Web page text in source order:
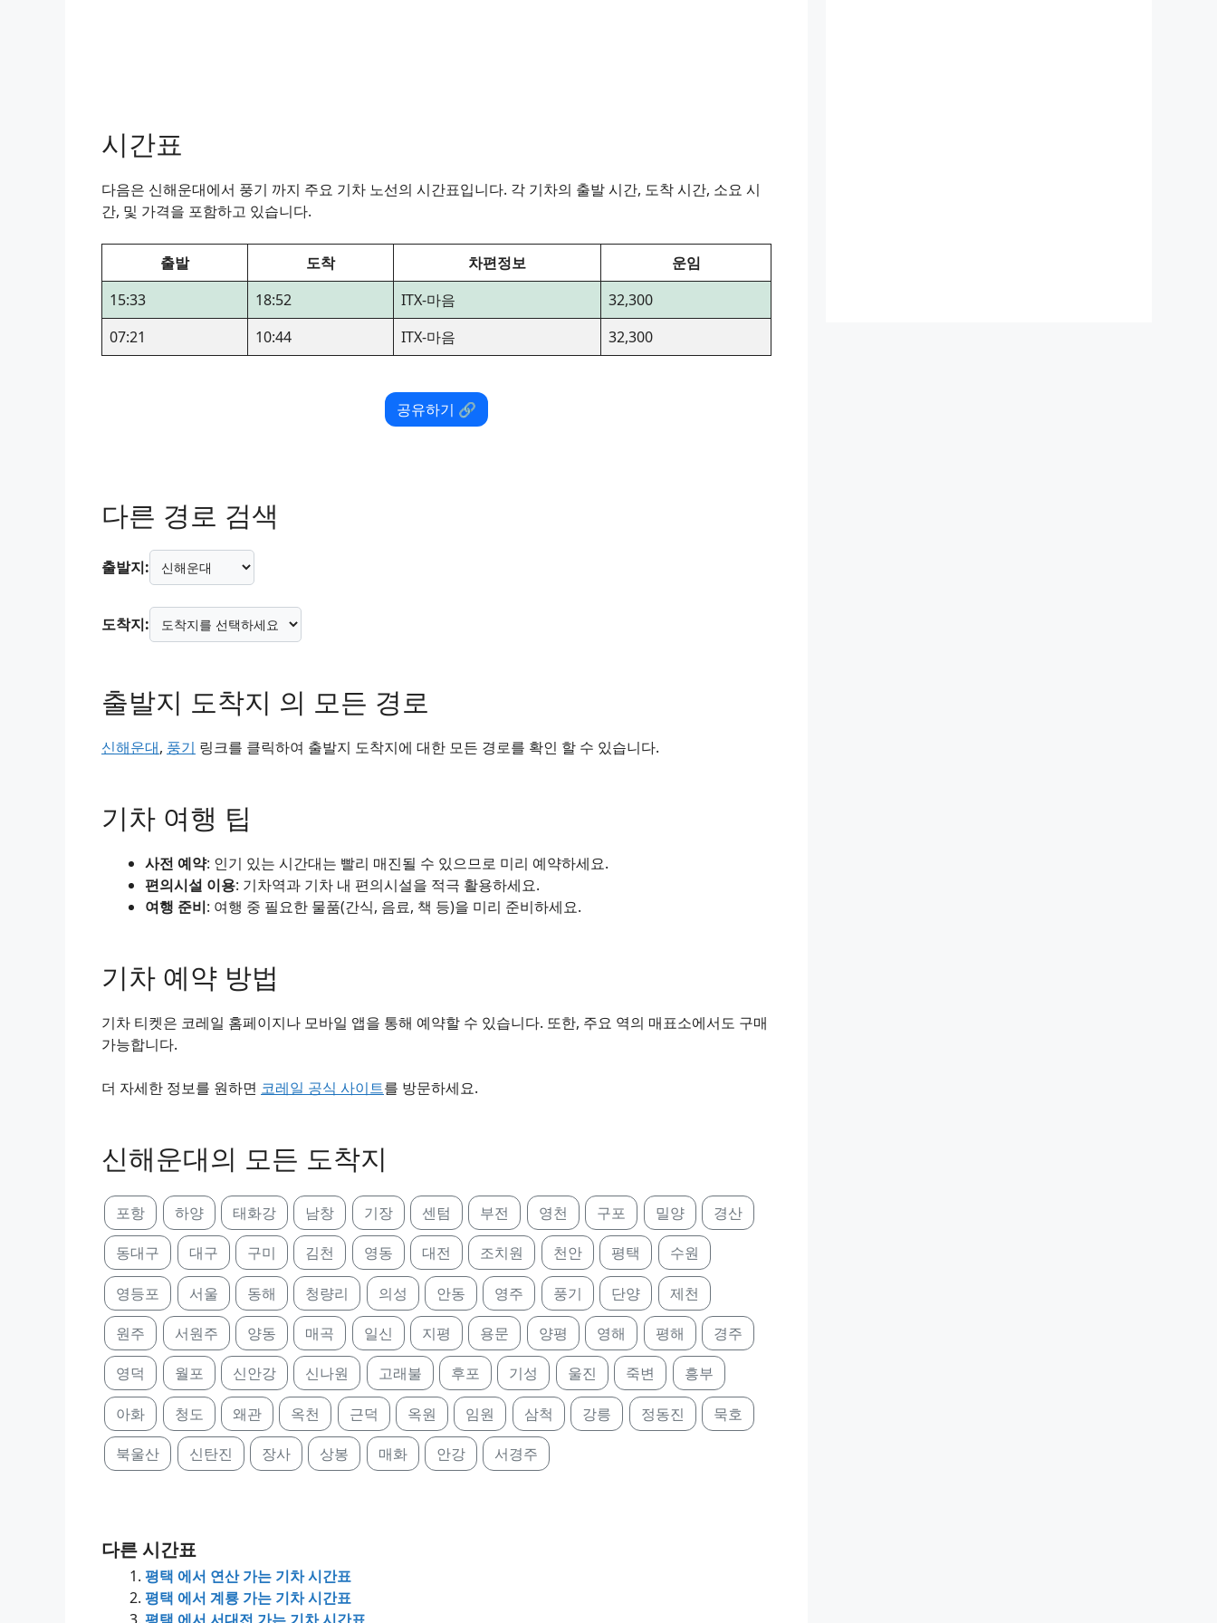
시간표
다음은 신해운대에서 풍기 까지 주요 기차 노선의 시간표입니다. 각 기차의 출발 시간, 도착 시간, 소요 시
간, 및 가격을 포함하고 있습니다.
출발 도착 차편정보
운임
15:33
18:52 ITX-마음
32,300
07:21
10:44 ITX-마음 32,300
공유하기 🔗
다른 경로 검색
출발지:
도착지:
출발지 도착지 의 모든 경로
신해운대, 풍기 링크를 클릭하여 출발지 도착지에 대한 모든 경로를 확인 할 수 있습니다.
기차 여행 팁
사전 예약: 인기 있는 시간대는 빨리 매진될 수 있으므로 미리 예약하세요.
편의시설 이용: 기차역과 기차 내 편의시설을 적극 활용하세요.
여행 준비: 여행 중 필요한 물품(간식, 음료, 책 등)을 미리 준비하세요.
기차 예약 방법
기차 티켓은 코레일 홈페이지나 모바일 앱을 통해 예약할 수 있습니다. 또한, 주요 역의 매표소에서도 구매
가능합니다.
더 자세한 정보를 원하면 코레일 공식 사이트를 방문하세요.
신해운대의 모든 도착지
포항 하양 태화강 남창 기장 센텀 부전 영천 구포 밀양 경산
동대구 대구 구미 김천 영동 대전 조치원 천안 평택 수원
영등포 서울 동해 청량리 의성 안동 영주 풍기 단양 제천
원주 서원주 양동 매곡 일신 지평 용문 양평 영해 평해 경주
영덕 월포 신안강 신나원 고래불 후포 기성 울진 죽변 흥부
아화 청도 왜관 옥천 근덕 옥원 임원 삼척 강릉 정동진 묵호
북울산 신탄진 장사 상봉 매화 안강 서경주
다른 시간표
평택 에서 연산 가는 기차 시간표
평택 에서 계룡 가는 기차 시간표